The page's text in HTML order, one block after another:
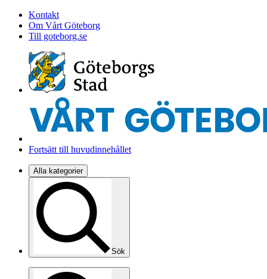
Kontakt
Om Vårt Göteborg
Till goteborg.se
Fortsätt till huvudinnehållet
Alla kategorier
Sök